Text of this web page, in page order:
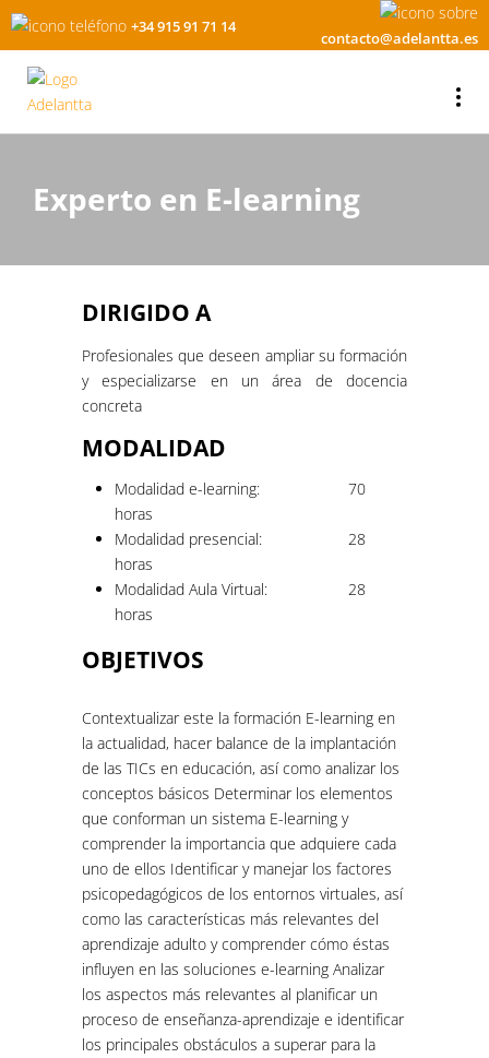
+34 915 91 71 14
contacto@adelantta.es
Experto en E-learning
DIRIGIDO A
Profesionales que deseen ampliar su formación
y especializarse en un área de docencia
concreta
MODALIDAD
Modalidad e-learning:
70
horas
Modalidad presencial:
28
horas
Modalidad Aula Virtual:
28
horas
OBJETIVOS
Contextualizar este la formación E-learning en
la actualidad, hacer balance de la implantación
de las TICs en educación, así como analizar los
conceptos básicos Determinar los elementos
que conforman un sistema E-learning y
comprender la importancia que adquiere cada
uno de ellos Identificar y manejar los factores
psicopedagógicos de los entornos virtuales, así
como las características más relevantes del
aprendizaje adulto y comprender cómo éstas
influyen en las soluciones e-learning Analizar
los aspectos más relevantes al planificar un
proceso de enseñanza-aprendizaje e identificar
los principales obstáculos a superar para la